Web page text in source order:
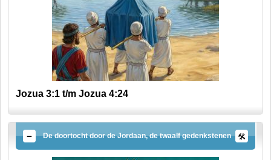
Jozua 3:1 t/m Jozua 4:24
De doortocht door de Jordaan, de twaalf gedenkstenen